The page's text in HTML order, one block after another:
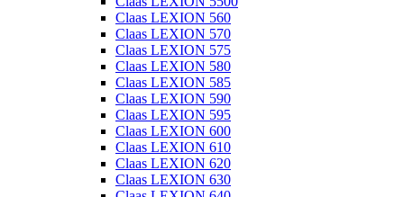
Claas LEXION 560
Claas LEXION 570
Claas LEXION 575
Claas LEXION 580
Claas LEXION 585
Claas LEXION 590
Claas LEXION 595
Claas LEXION 600
Claas LEXION 610
Claas LEXION 620
Claas LEXION 630